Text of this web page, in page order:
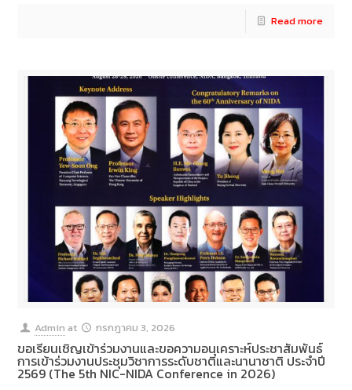
Read more
Admin at กรกฎาคม 3, 2026
ขอเรียนเชิญเข้าร่วมงานและขอความอนุเคราะห์ประชาสัมพันธ์
การเข้าร่วมงานประชุมวิชาการระดับชาติและนานาชาติ ประจำปี
2569 (The 5th NIC-NIDA Conference in 2026)